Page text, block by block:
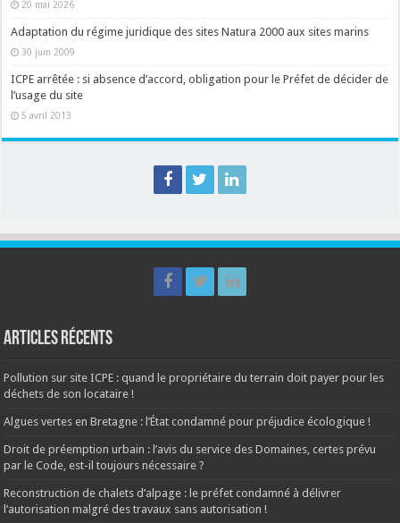
20 mai 2026
Adaptation du régime juridique des sites Natura 2000 aux sites marins
30 juin 2009
ICPE arrêtée : si absence d’accord, obligation pour le Préfet de décider de
l’usage du site
5 avril 2013
Articles récents
Pollution sur site ICPE : quand le propriétaire du terrain doit payer pour les
déchets de son locataire !
Algues vertes en Bretagne : l’État condamné pour préjudice écologique !
Droit de préemption urbain : l’avis du service des Domaines, certes prévu
par le Code, est-il toujours nécessaire ?
Reconstruction de chalets d’alpage : le préfet condamné à délivrer
l’autorisation malgré des travaux sans autorisation !